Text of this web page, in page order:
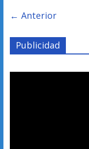
← Anterior
Publicidad